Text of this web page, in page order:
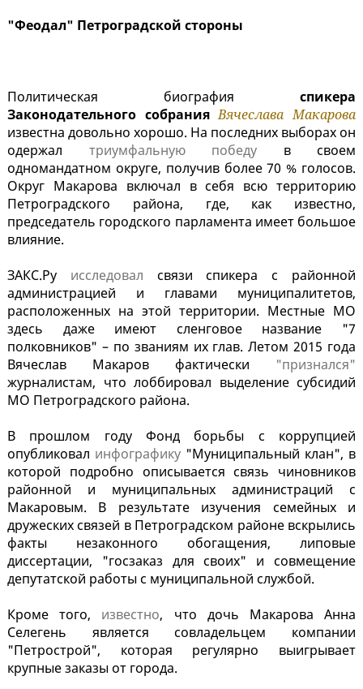
"Феодал" Петроградской стороны
Политическая биография спикера
Законодательного собрания Вячеслава Макарова
известна довольно хорошо. На последних выборах он
одержал триумфальную победу в своем
одномандатном округе, получив более 70 % голосов.
Округ Макарова включал в себя всю территорию
Петроградского района, где, как известно,
председатель городского парламента имеет большое
влияние.
ЗАКС.Ру исследовал связи спикера с районной
администрацией и главами муниципалитетов,
расположенных на этой территории. Местные МО
здесь даже имеют сленговое название "7
полковников" – по званиям их глав. Летом 2015 года
Вячеслав Макаров фактически "признался"
журналистам, что лоббировал выделение субсидий
МО Петроградского района.
В прошлом году Фонд борьбы с коррупцией
опубликовал инфографику "Муниципальный клан", в
которой подробно описывается связь чиновников
районной и муниципальных администраций с
Макаровым. В результате изучения семейных и
дружеских связей в Петроградском районе вскрылись
факты незаконного обогащения, липовые
диссертации, "госзаказ для своих" и совмещение
депутатской работы с муниципальной службой.
Кроме того, известно, что дочь Макарова Анна
Селегень является совладельцем компании
"Петрострой", которая регулярно выигрывает
крупные заказы от города.